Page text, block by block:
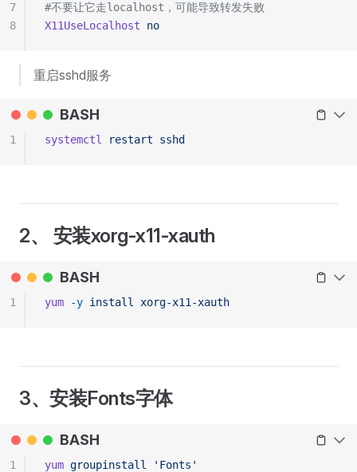
#不要让它走localhost，可能导致转发失败
X11UseLocalhost no
7
8
重启sshd服务
BASH
systemctl restart sshd
1
2、 安装xorg-x11-xauth
BASH
yum -y install xorg-x11-xauth
1
3、安装Fonts字体
BASH
yum groupinstall 'Fonts'
1